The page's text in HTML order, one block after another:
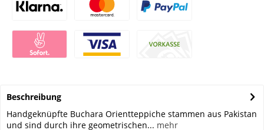
Beschreibung
Handgeknüpfte Buchara Orientteppiche stammen aus Pakistan
und sind durch ihre geometrischen... mehr